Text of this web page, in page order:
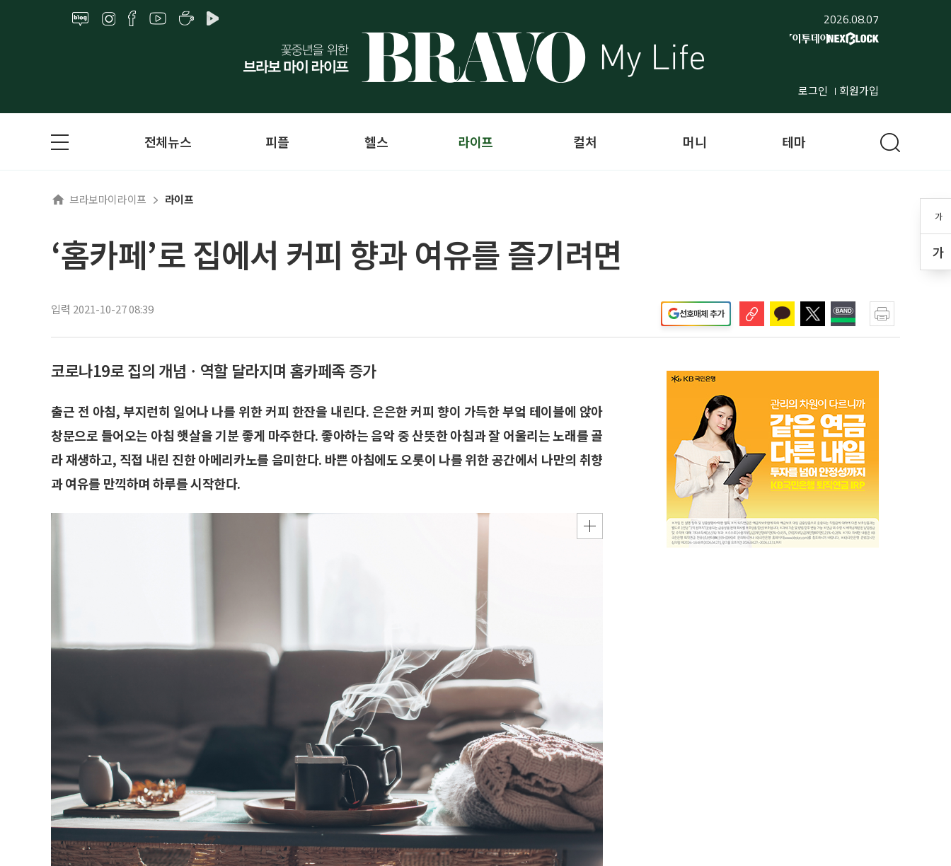
2026.08.07
로그인 회원가입
가
가
전체뉴스 피플 헬스 라이프 컬처 머니 테마
브라보마이라이프 라이프
‘홈카페’로 집에서 커피 향과 여유를 즐기려면
입력 2021-10-27 08:39 선호매체 추가
코로나19로 집의 개념ㆍ역할 달라지며 홈카페족 증가
출근 전 아침, 부지런히 일어나 나를 위한 커피 한잔을 내린다. 은은한 커피 향이 가득한 부엌 테이블에 앉아
창문으로 들어오는 아침 햇살을 기분 좋게 마주한다. 좋아하는 음악 중 산뜻한 아침과 잘 어울리는 노래를 골
라 재생하고, 직접 내린 진한 아메리카노를 음미한다. 바쁜 아침에도 오롯이 나를 위한 공간에서 나만의 취향
과 여유를 만끽하며 하루를 시작한다.